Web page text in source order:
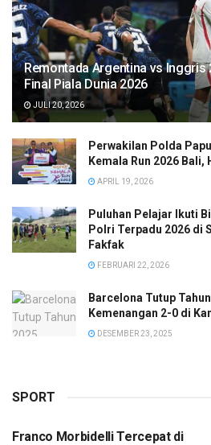
Remontada Argentina vs Inggris
Final Piala Dunia 2026
JULI 20, 2026
Perwakilan Polda
Kemala Run 2026 Bali,
APRIL 19, 2026
Puluhan Pelajar Ikuti
Polri Terpadu 2026 di
Fakfak
FEBRUARI 22, 2026
Barcelona Tutup
Kemenangan 2-0 di
DESEMBER 23, 2025
SPORT
Franco Morbidelli Tercepat di